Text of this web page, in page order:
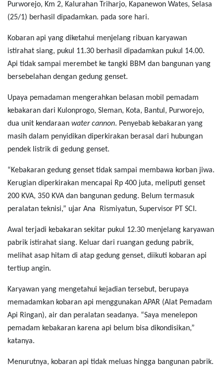
Purworejo, Km 2, Kalurahan Triharjo, Kapanewon Wates, Selasa
(25/1) berhasil dipadamkan. pada sore hari.
Kobaran api yang diketahui menjelang ribuan karyawan
istirahat siang, pukul 11.30 berhasil dipadamkan pukul 14.00.
Api tidak sampai merembet ke tangki BBM dan bangunan yang
bersebelahan dengan gedung genset.
Upaya pemadaman mengerahkan belasan mobil pemadam
kebakaran dari Kulonprogo, Sleman, Kota, Bantul, Purworejo,
dua unit kendaraan water cannon. Penyebab kebakaran yang
masih dalam penyidikan diperkirakan berasal dari hubungan
pendek listrik di gedung genset.
“Kebakaran gedung genset tidak sampai membawa korban jiwa.
Kerugian diperkirakan mencapai Rp 400 juta, meliputi genset
200 KVA, 350 KVA dan bangunan gedung. Belum termasuk
peralatan teknisi,” ujar Ana Rismiyatun, Supervisor PT SCI.
Awal terjadi kebakaran sekitar pukul 12.30 menjelang karyawan
pabrik istirahat siang. Keluar dari ruangan gedung pabrik,
melihat asap hitam di atap gedung genset, diikuti kobaran api
tertiup angin.
Karyawan yang mengetahui kejadian tersebut, berupaya
memadamkan kobaran api menggunakan APAR (Alat Pemadam
Api Ringan), air dan peralatan seadanya. “Saya menelepon
pemadam kebakaran karena api belum bisa dikondisikan,”
katanya.
Menurutnya, kobaran api tidak meluas hingga bangunan pabrik.